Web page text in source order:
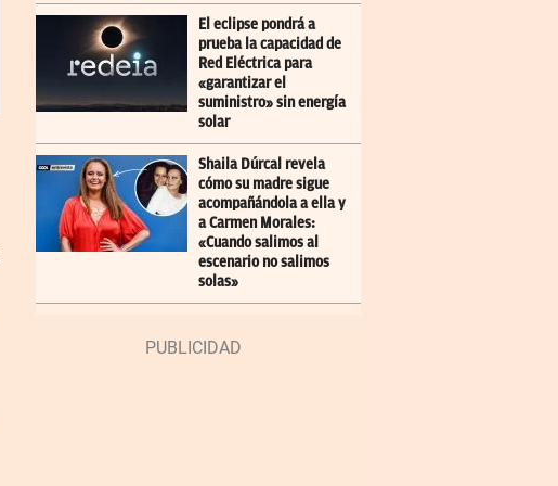
El eclipse pondrá a
prueba la capacidad de
Red Eléctrica para
«garantizar el
suministro» sin energía
solar
Shaila Dúrcal revela
cómo su madre sigue
acompañándola a ella y
a Carmen Morales:
«Cuando salimos al
escenario no salimos
solas»